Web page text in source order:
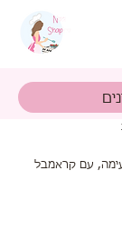
עם קראמבל